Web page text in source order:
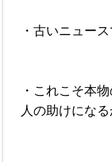
・古いニュー
・これこそ本
人の助けになる